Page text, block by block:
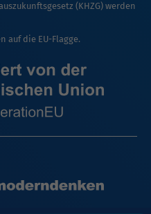
(KHZG) werden
auf die EU-Flagge.